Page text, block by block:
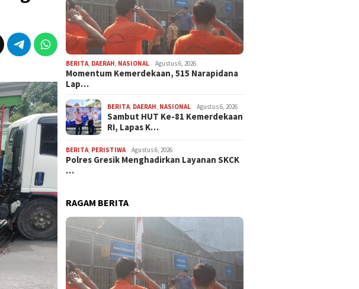
BERITA DAERAH NASIONAL Agustus 6, 2026
Momentum Kemerdekaan, 515 Narapidana
Lap…
BERITA DAERAH NASIONAL Agustus 6, 2026
Sambut HUT Ke-81 Kemerdekaan
RI, Lapas K…
BERITA PERISTIWA Agustus 6, 2026
Polres Gresik Menghadirkan Layanan SKCK
…
RAGAM BERITA